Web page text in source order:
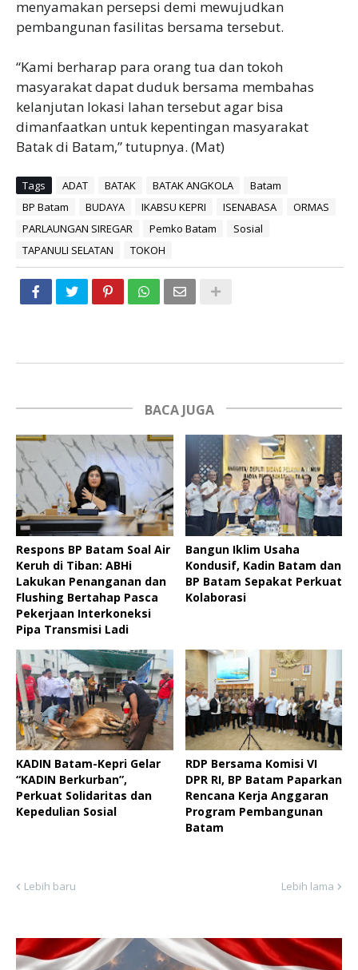
menyamakan persepsi demi mewujudkan
pembangunan fasilitas bersama tersebut.
‎“Kami berharap para orang tua dan tokoh
masyarakat dapat duduk bersama membahas
kelanjutan lokasi lahan tersebut agar bisa
dimanfaatkan untuk kepentingan masyarakat
Batak di Batam,” tutupnya. (Mat)
Tags ADAT BATAK BATAK ANGKOLA
Batam
BP Batam
BUDAYA IKABSU KEPRI ISENABASA
ORMAS
PARLAUNGAN SIREGAR
Pemko Batam
Sosial
TAPANULI SELATAN
TOKOH
BACA JUGA
Respons BP Batam Soal Air
Keruh di Tiban: ABHi
Lakukan Penanganan dan
Flushing Bertahap Pasca
Pekerjaan Interkoneksi
Pipa Transmisi Ladi
Bangun Iklim Usaha
Kondusif, Kadin Batam dan
BP Batam Sepakat Perkuat
Kolaborasi
KADIN Batam-Kepri Gelar
“KADIN Berkurban”,
Perkuat Solidaritas dan
Kepedulian Sosial ‎
RDP Bersama Komisi VI
DPR RI, BP Batam Paparkan
Rencana Kerja Anggaran
Program Pembangunan
Batam
Lebih baru Lebih lama